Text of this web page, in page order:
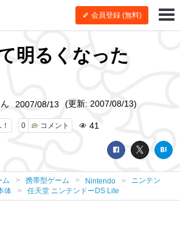
会員登録 (無料)
明るくなった
0 コメント 41
2007/08/13 (更新: 2007/08/13)
ム 携帯型ゲーム Nintendo
ニンテン
体 任天堂 ニンテンドーDS Lite